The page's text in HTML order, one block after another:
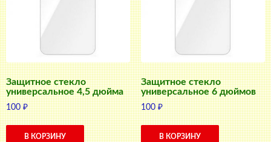
Защитное стекло
универсальное 4,5 дюйма
100₽
В КОРЗИНУ
Защитное стекло
универсальное 6 дюймов
100₽
В КОРЗИНУ